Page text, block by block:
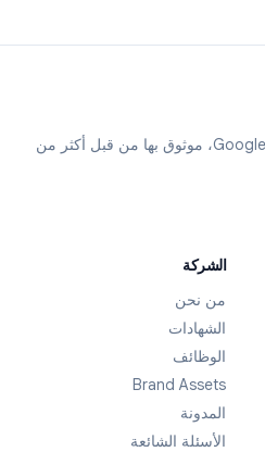
إضافات الإنتاجية لـ Google Workspace، موثوق بها من قبل أكثر من
الشركة
من نحن
الشهادات
الوظائف
Brand Assets
المدونة
الأسئلة الشائعة